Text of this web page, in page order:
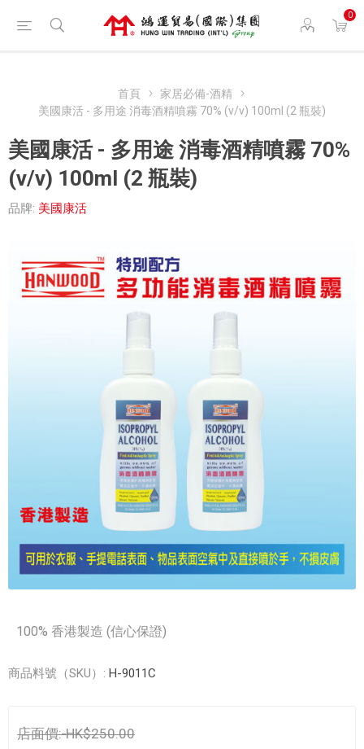
0
首頁
家居必備-酒精
美國康活 - 多用途 消毒酒精噴霧 70% (v/v) 100ml (2 瓶裝)
美國康活 - 多用途 消毒酒精噴霧 70%
(v/v) 100ml (2 瓶裝)
品牌: 美國康活
100% 香港製造 (信心保證)
商品料號（SKU）: H-9011C
店面價: HK$250.00